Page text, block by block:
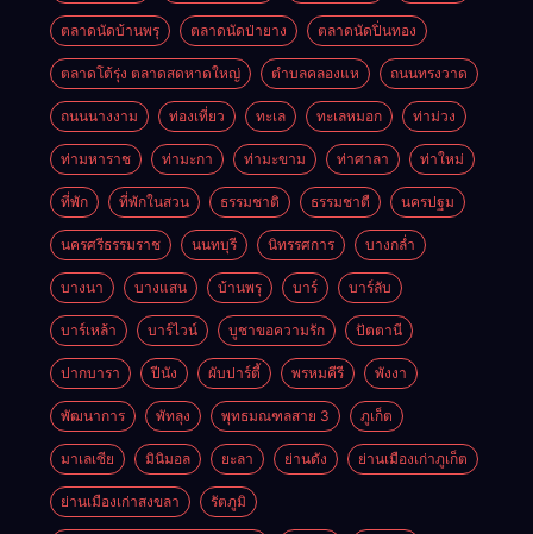
ตลาดนัดบ้านพรุ ตลาดนัดป่ายาง ตลาดนัดปิ่นทอง
ตลาดโต้รุ่ง ตลาดสดหาดใหญ่ ตำบลคลองแห ถนนทรงวาด
ถนนนางงาม ท่องเที่ยว ทะเล ทะเลหมอก ท่าม่วง
ท่ามหาราช ท่ามะกา ท่ามะขาม ท่าศาลา ท่าใหม่
ที่พัก ที่พักในสวน ธรรมชาติ ธรรมชาตื นครปฐม
นครศรีธรรมราช นนทบุรี นิทรรศการ บางกล่ำ
บางนา บางแสน บ้านพรุ บาร์ บาร์ลับ
บาร์เหล้า บาร์ไวน์ บูชาขอความรัก ปัตตานี
ปากบารา ปีนัง ผับปาร์ตี้ พรหมคีรี พังงา
พัฒนาการ พัทลุง พุทธมณฑลสาย 3 ภูเก็ต
มาเลเซีย มินิมอล ยะลา ย่านดัง ย่านเมืองเก่าภูเก็ต
ย่านเมืองเก่าสงขลา รัตภูมิ